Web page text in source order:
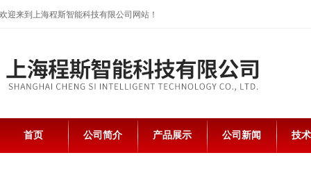
欢迎来到上海程斯智能科技有限公司网站！
首页 公司简介 产品展示 公司新闻 技